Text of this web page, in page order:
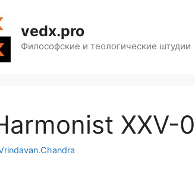
vedx.pro
Философские и теологические штудии
XXV-